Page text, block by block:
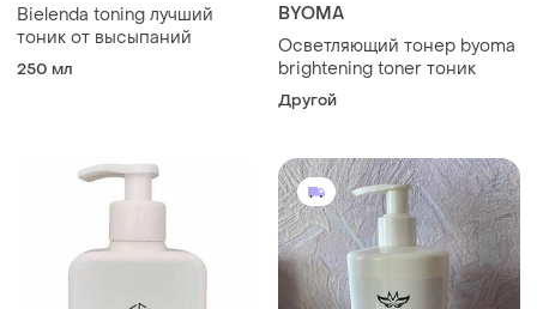
Bielenda toning лучший
тоник от высыпаний
250 мл
BYOMA
Осветляющий тонер byoma
brightening toner тоник
Другой